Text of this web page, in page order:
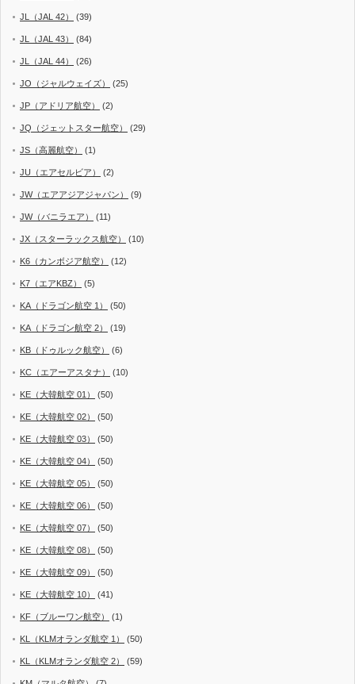
JL（JAL 42） (39)
JL（JAL 43） (84)
JL（JAL 44） (26)
JO（ジャルウェイズ） (25)
JP（アドリア航空） (2)
JQ（ジェットスター航空） (29)
JS（高麗航空） (1)
JU（エアセルビア） (2)
JW（エアアジアジャパン） (9)
JW（バニラエア） (11)
JX（スターラックス航空） (10)
K6（カンボジア航空） (12)
K7（エアKBZ） (5)
KA（ドラゴン航空 1） (50)
KA（ドラゴン航空 2） (19)
KB（ドゥルック航空） (6)
KC（エアーアスタナ） (10)
KE（大韓航空 01） (50)
KE（大韓航空 02） (50)
KE（大韓航空 03） (50)
KE（大韓航空 04） (50)
KE（大韓航空 05） (50)
KE（大韓航空 06） (50)
KE（大韓航空 07） (50)
KE（大韓航空 08） (50)
KE（大韓航空 09） (50)
KE（大韓航空 10） (41)
KF（ブルーワン航空） (1)
KL（KLMオランダ航空 1） (50)
KL（KLMオランダ航空 2） (59)